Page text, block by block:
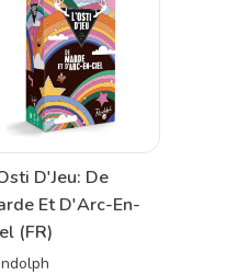
D'Jeu: De
Et D'Arc-En-
(FR)